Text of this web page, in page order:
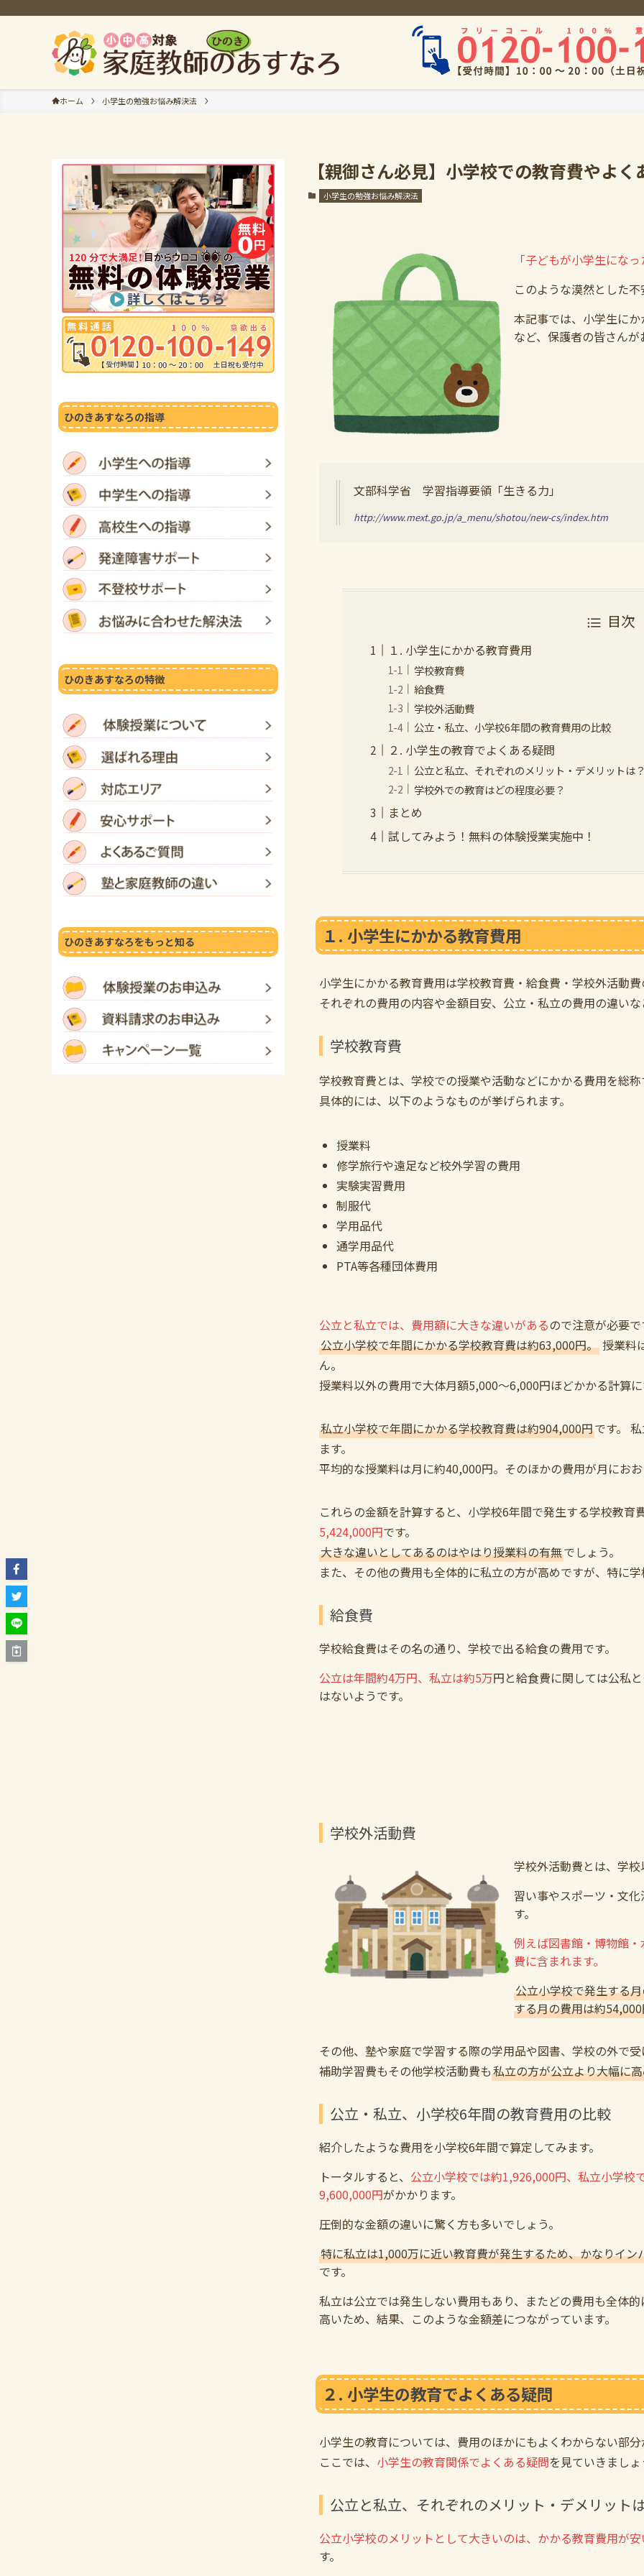
ホーム 小学生の勉強お悩み解決法
【親御さん必見】小学校での教育費やよ
小学生の勉強お悩み解決法
「子どもが小学生にな
このような漠然とした
本記事では、小学生に
など、保護者の皆さん
文部科学省 学習指導要領「生きる力」
http://www.mext.go.jp/a_menu/shotou/new-cs/index.htm
目次
１. 小学生にかかる教育費用
学校教育費
給食費
学校外活動費
公立・私立、小学校6年間の教育費用の比較
２. 小学生の教育でよくある疑問
公立と私立、それぞれのメリット・デメリットは
学校外での教育はどの程度必要？
まとめ
試してみよう！無料の体験授業実施中！
１. 小学生にかかる教育費用
小学生にかかる教育費用は学校教育費・給食費・学校外活動
それぞれの費用の内容や金額目安、公立・私立の費用の違い
学校教育費
学校教育費とは、学校での授業や活動などにかかる費用を総
具体的には、以下のようなものが挙げられます。
授業料
修学旅行や遠足など校外学習の費用
実験実習費用
制服代
学用品代
通学用品代
PTA等各種団体費用
公立と私立では、費用額に大きな違いがあるので注意が必要で
公立小学校で年間にかかる学校教育費は約63,000円。 授業料
ん。
授業料以外の費用で大体月額5,000～6,000円ほどかかる計算
私立小学校で年間にかかる学校教育費は約904,000円です。
ます。
平均的な授業料は月に約40,000円。そのほかの費用が月にお
これらの金額を計算すると、小学校6年間で発生する学校教育
5,424,000円です。
大きな違いとしてあるのはやはり授業料の有無でしょう。
また、その他の費用も全体的に私立の方が高めですが、特に
給食費
学校給食費はその名の通り、学校で出る給食の費用です。
公立は年間約4万円、私立は約5万円と給食費に関しては公私
はないようです。
学校外活動費
学校外活動費とは、学
習い事やスポーツ・文
す。
例えば図書館・博物館
費に含まれます。
公立小学校で発生する
する月の費用は約
その他、塾や家庭で学習する際の学用品や図書、学校の外で
補助学習費もその他学校活動費も私立の方が公立より大幅に
公立・私立、小学校6年間の教育費用の比較
紹介したような費用を小学校6年間で算定してみます。
トータルすると、 公立小学校では約1,926,000円、私立小学校
9,600,000円がかかります。
圧倒的な金額の違いに驚く方も多いでしょう。
特に私立は1,000万に近い教育費が発生するため、かなりイン
です。
私立は公立では発生しない費用もあり、またどの費用も全体
高いため、結果、このような金額差につながっています。
２. 小学生の教育でよくある疑問
小学生の教育については、費用のほかにもよくわからない部
ここでは、 小学生の教育関係でよくある疑問を見ていきまし
公立と私立、それぞれのメリット・デメリット
公立小学校のメリットとして大きいのは、かかる教育費用が
す。
ひのきあすなろの指導
ひのきあすなろの特徴
ひのきあすなろをもっと知る